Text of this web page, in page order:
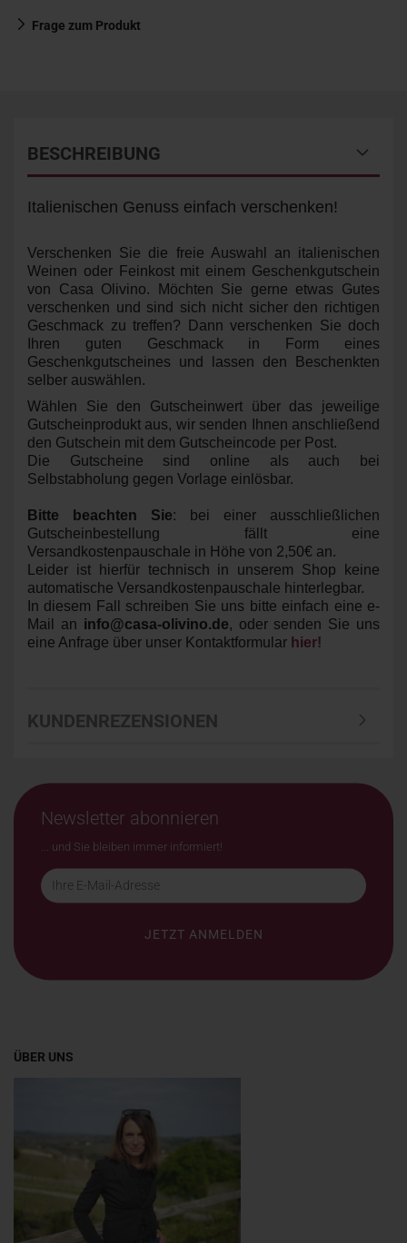
Frage zum Produkt
BESCHREIBUNG
Italienischen Genuss einfach verschenken!
Verschenken Sie die freie Auswahl an italienischen
Weinen oder Feinkost mit einem Geschenkgutschein
von Casa Olivino. Möchten Sie gerne etwas Gutes
verschenken und sind sich nicht sicher den richtigen
Geschmack zu treffen? Dann verschenken Sie doch
Ihren guten Geschmack in Form eines
Geschenkgutscheines und lassen den Beschenkten
selber auswählen.
Wählen Sie den Gutscheinwert über das jeweilige
Gutscheinprodukt aus, wir senden Ihnen anschließend
den Gutschein mit dem Gutscheincode per Post.
Die Gutscheine sind online als auch bei
Selbstabholung gegen Vorlage einlösbar.
Bitte beachten Sie: bei einer ausschließlichen
Gutscheinbestellung fällt eine
Versandkostenpauschale in Höhe von 2,50€ an.
Leider ist hierfür technisch in unserem Shop keine
automatische Versandkostenpauschale hinterlegbar.
In diesem Fall schreiben Sie uns bitte einfach eine e-
Mail an info@casa-olivino.de, oder senden Sie uns
eine Anfrage über unser Kontaktformular hier!
KUNDENREZENSIONEN
Newsletter abonnieren
... und Sie bleiben immer informiert!
ÜBER UNS